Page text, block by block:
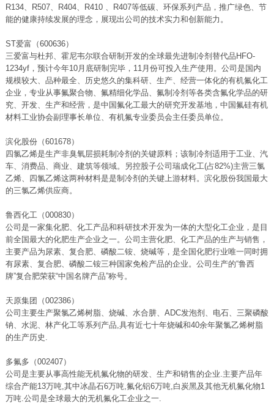
R134、R507、R404、R410 、R407等低碳、环保系列产品，推广绿色、节
能的健康持续发展的理念，展现出公司的技术实力和创新能力。
ST爱富（600636）
三爱富与杜邦、霍尼韦尔联合研制开发的全球最先进制冷剂替代品HFO-
1234yf，预计今年10月底研制完毕，11月份可投入生产使用。公司是国内
规模较大、品种最全、历史悠久的集科研、生产、经营一体化的有机氟化工
企业，专业从事氟聚合物、氟精细化学品、氟制冷剂等各类含氟化学品的研
究、开发、生产和经营，是中国氟化工最大的研究开发基地，中国氟硅有机
材料工业协会副理事长单位、有机氟专业委员会主任委员单位。
滨化股份（601678）
四氯乙烯是生产非臭氧层损耗制冷剂的关键原料；该制冷剂适用于工业、汽
车、消费品、商业、建筑等领域。另控股子公司瑞成化工(占82%)主营三氯
乙烯、四氯乙烯这两种材料是是制冷剂的关键上游材料。滨化股份我国最大
的三氯乙烯供应商。
鲁西化工（000830）
公司是一家集化肥、化工产品和科研技术开发为一体的大型化工企业，是目
前全国最大的化肥生产企业之一。公司主营化肥、化工产品的生产与销售，
主要产品为尿素、复合肥、磷酸二铵、烧碱等，是全国化肥行业唯一同时拥
有尿素、复合肥、磷酸二铵三种国家免检产品的企业。公司生产的“鲁西
牌”复合肥荣获“中国名牌产品”称号。
天原集团（002386）
公司主要生产聚氯乙烯树脂、烧碱、水合肼、ADC发泡剂、电石、三聚磷酸
钠、水泥、林产化工等系列产品,具有近七十年烧碱和40余年聚氯乙烯树脂
的生产历史.
多氟多（002407）
公司是主要从事高性能无机氟化物的研发、生产和销售的企业.主要产品年
综合产能13万吨,其中冰晶石6万吨,氟化铝6万吨,白炭黑及其他无机氟化物1
万吨.公司是全球最大的无机氟化工企业之一.